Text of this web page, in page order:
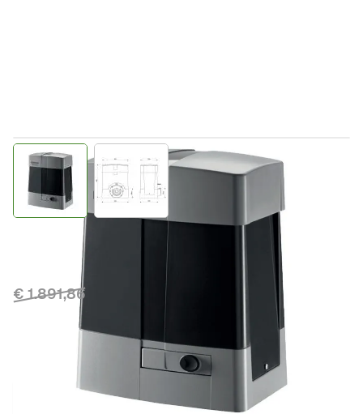
View larger imageView larger image
Direct leverbaar
€ 1.891,86
€ 1.699,00